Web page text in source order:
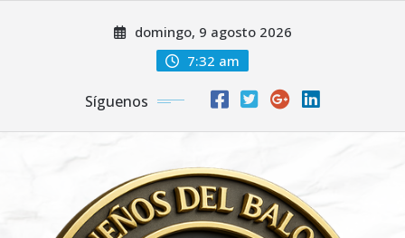
domingo, 9 agosto 2026
7:32 am
Síguenos